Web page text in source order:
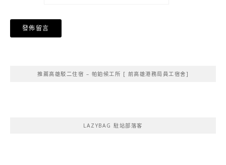
推薦高雄駁二住宿 – 帕鉑候工所 [ 前高雄港務局員工宿舍]
LAZYBAG 駐站部落客